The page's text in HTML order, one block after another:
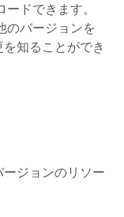
ドできます。
のバージョンを
知ることができ
ジョンのリソー